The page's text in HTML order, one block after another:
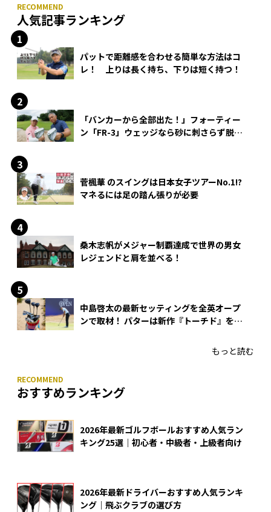
人気記事ランキング
パットで距離感を合わせる簡単な方法はコ
レ！ 上りは長く持ち、下りは短く持つ！
「バンカーから全部出た！」フォーティー
ン「FR-3」ウェッジなら砂に刺さらず脱出
菅楓華 のスイングは日本女子ツアーNo.1!?
マネるには足の踏ん張りが必要
桑木志帆がメジャー制覇達成で世界の男女
レジェンドと肩を並べる！
中島啓太の最新セッティングを全英オープ
ンで取材！ パターは新作『トーチド』を投
もっと読む
おすすめランキング
2026年最新ゴルフボールおすすめ人気ラン
キング25選｜初心者・中級者・上級者向け
2026年最新ドライバーおすすめ人気ランキ
ング｜飛ぶクラブの選び方